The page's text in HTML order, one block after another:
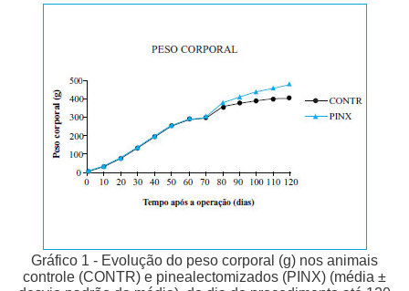
Gráfico 1 - Evolução do peso corporal (g) nos animais
controle (CONTR) e pinealectomizados (PINX) (média ±